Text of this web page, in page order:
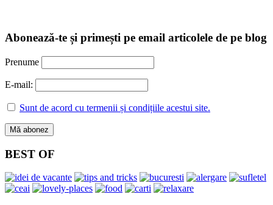
Abonează-te și primești pe email articolele de pe blog
Prenume
E-mail:
Sunt de acord cu termenii și condițiile acestui site.
BEST OF